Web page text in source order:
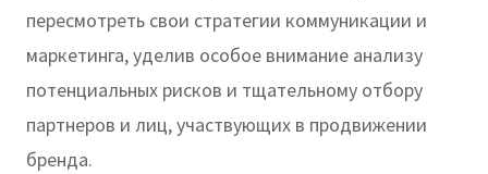
пересмотреть свои стратегии коммуникации и
маркетинга, уделив особое внимание анализу
потенциальных рисков и тщательному отбору
партнеров и лиц, участвующих в продвижении
бренда.